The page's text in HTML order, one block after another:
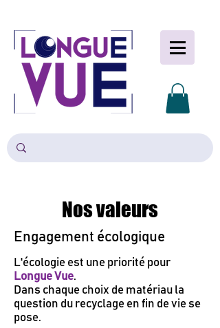
Nos valeurs
Engagement écologique
L'écologie est une priorité pour
Longue Vue.
Dans chaque choix de matériau la
question du recyclage en fin de vie se
pose.